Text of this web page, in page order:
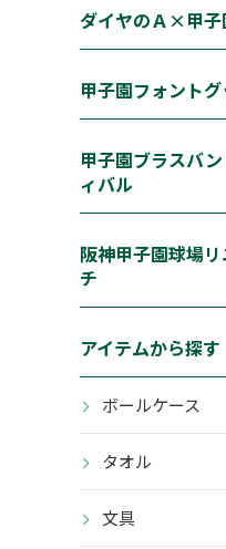
ダイヤのＡ×甲子
甲子園フォント
甲子園ブラスバ
ィバル
阪神甲子園球場
チ
アイテムから探す
ボールケース
タオル
文具